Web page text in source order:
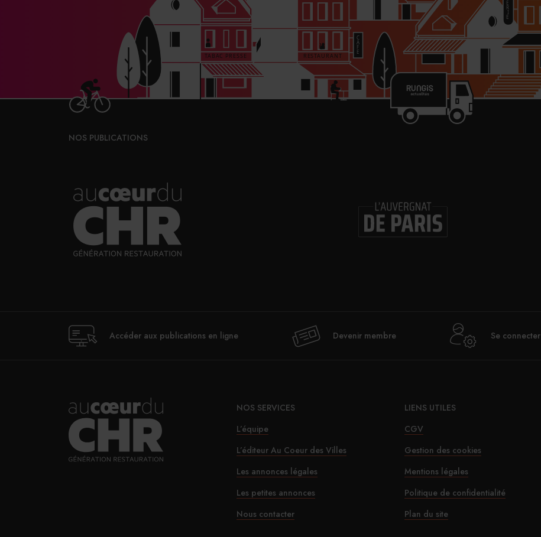
NOS PUBLICATIONS
Accéder aux publications en ligne Devenir membre Se connecter
NOS SERVICES
L’équipe
L’éditeur Au Coeur des Villes
Les annonces légales
Les petites annonces
Nous contacter
LIENS UTILES
CGV
Gestion des cookies
Mentions légales
Politique de confidentialité
Plan du site